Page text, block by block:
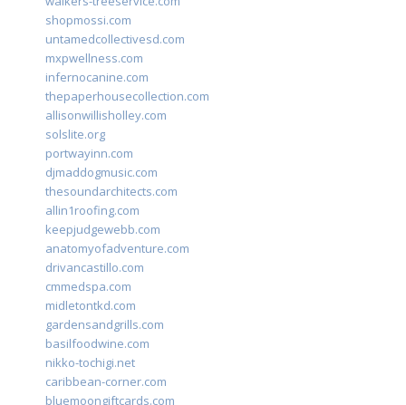
shopmossi.com
untamedcollectivesd.com
mxpwellness.com
infernocanine.com
thepaperhousecollection.com
allisonwillisholley.com
solslite.org
portwayinn.com
djmaddogmusic.com
thesoundarchitects.com
allin1roofing.com
keepjudgewebb.com
anatomyofadventure.com
drivancastillo.com
cmmedspa.com
midletontkd.com
gardensandgrills.com
basilfoodwine.com
nikko-tochigi.net
caribbean-corner.com
bluemoongiftcards.com